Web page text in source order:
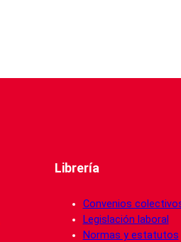
Librería
Convenios
Legislación laboral
Normas y estatutos